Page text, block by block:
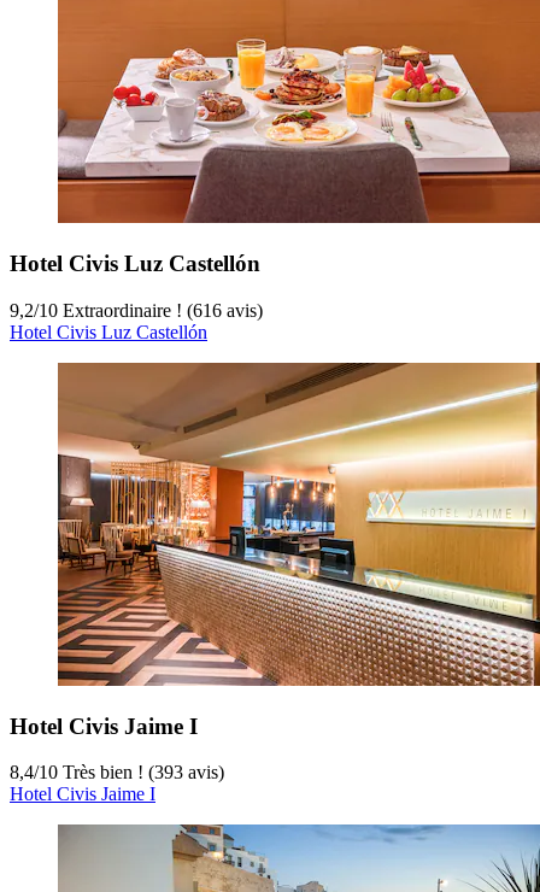
Hotel Civis Luz Castellón
9,2/10 Extraordinaire ! (616 avis)
Hotel Civis Luz Castellón
Hotel Civis Jaime I
8,4/10 Très bien ! (393 avis)
Hotel Civis Jaime I